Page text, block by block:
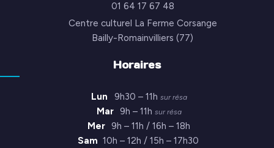
01 64 17 67 48
Centre culturel La Ferme Corsange
Bailly-Romainvilliers (77)
Horaires
Lun 9h30 – 11h sur résa
Mar 9h – 11h sur résa
Mer 9h – 11h / 16h – 18h
Sam 10h – 12h / 15h – 17h30